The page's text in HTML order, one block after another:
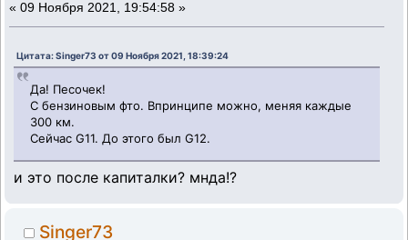
« 09 Ноября 2021, 19:54:58 »
Цитата: Singer73 от 09 Ноября 2021, 18:39:24
Да! Песочек!
С бензиновым фто. Впринципе можно, меняя каждые
300 км.
Сейчас G11. До этого был G12.
и это после капиталки? мнда!?
Singer73